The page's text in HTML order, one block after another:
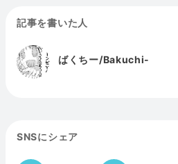
記事を書いた人
ばくちー/Bakuchi-
SNSにシェア